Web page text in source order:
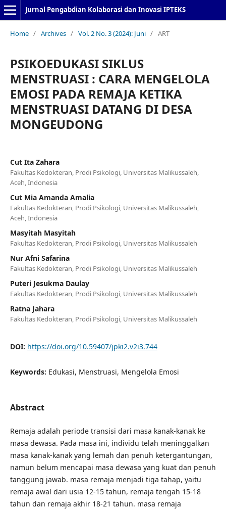
Jurnal Pengabdian Kolaborasi dan Inovasi IPTEKS
Home / Archives / Vol. 2 No. 3 (2024): Juni / ART
PSIKOEDUKASI SIKLUS
MENSTRUASI : CARA MENGELOLA
EMOSI PADA REMAJA KETIKA
MENSTRUASI DATANG DI DESA
MONGEUDONG
Cut Ita Zahara
Fakultas Kedokteran, Prodi Psikologi, Universitas Malikussaleh,
Aceh, Indonesia
Cut Mia Amanda Amalia
Fakultas Kedokteran, Prodi Psikologi, Universitas Malikussaleh,
Aceh, Indonesia
Masyitah Masyitah
Fakultas Kedokteran, Prodi Psikologi, Universitas Malikussaleh
Nur Afni Safarina
Fakultas Kedokteran, Prodi Psikologi, Universitas Malikussaleh
Puteri Jesukma Daulay
Fakultas Kedokteran, Prodi Psikologi, Universitas Malikussaleh
Ratna Jahara
Fakultas Kedokteran, Prodi Psikologi, Universitas Malikussaleh
DOI: https://doi.org/10.59407/jpki2.v2i3.744
Keywords: Edukasi, Menstruasi, Mengelola Emosi
Abstract
Remaja adalah periode transisi dari masa kanak-kanak ke
masa dewasa. Pada masa ini, individu telah meninggalkan
masa kanak-kanak yang lemah dan penuh ketergantungan,
namun belum mencapai masa dewasa yang kuat dan penuh
tanggung jawab. masa remaja menjadi tiga tahap, yaitu
remaja awal dari usia 12-15 tahun, remaja tengah 15-18
tahun dan remaja akhir 18-21 tahun. masa remaja